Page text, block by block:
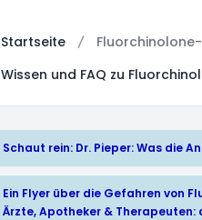
Startseite
Wissen und FAQ zu
Schaut rein: Dr. Pieper: Was die
Ein Flyer über die Gefahren von
Ärzte, Apotheker & Therapeuten: